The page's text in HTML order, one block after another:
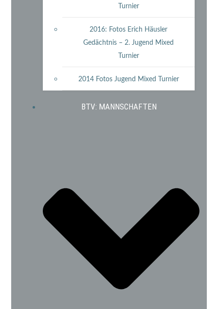
Turnier
2016: Fotos Erich Häusler
Gedächtnis – 2. Jugend Mixed
Turnier
2014 Fotos Jugend Mixed Turnier
BTV: MANNSCHAFTEN